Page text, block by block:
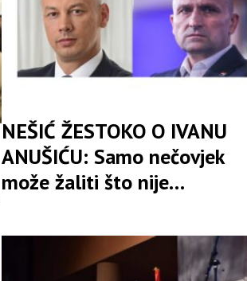
NEŠIĆ ŽESTOKO O IVANU
ANUŠIĆU: Samo nečovjek
može žaliti što nije
250.000 Srba